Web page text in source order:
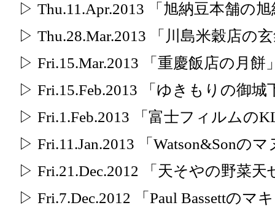
▷ Thu.11.Apr.2013 「旭納豆本舗の
▷ Thu.28.Mar.2013 「川島米穀店の
▷ Fri.15.Mar.2013 「重慶飯店の月餅
▷ Fri.15.Feb.2013 「ゆきもりの御城
▷ Fri.1.Feb.2013 「富士フィルムの
▷ Fri.11.Jan.2013 「Watson&Sonの
▷ Fri.21.Dec.2012 「天そやの野菜天
▷ Fri.7.Dec.2012 「Paul Bassettのマ